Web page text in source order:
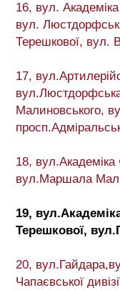
16, вул.
вул.
Терешкової, вул.
17,
Малиновського,
18, вул.Академіка
вул.Маршала
19,
Терешкової,
20,
Чапаєвської